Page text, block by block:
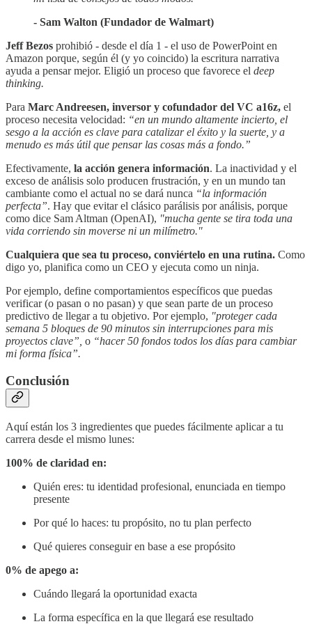
- Sam Walton (Fundador de Walmart)
Jeff Bezos prohibió - desde el día 1 - el uso de PowerPoint en
Amazon porque, según él (y yo coincido) la escritura narrativa
ayuda a pensar mejor. Eligió un proceso que favorece el deep
thinking.
Para Marc Andreesen, inversor y cofundador del VC a16z, el
proceso necesita velocidad: “en un mundo altamente incierto, el
sesgo a la acción es clave para catalizar el éxito y la suerte, y a
menudo es más útil que pensar las cosas más a fondo.”
Efectivamente, la acción genera información. La inactividad y el
exceso de análisis solo producen frustración, y en un mundo tan
cambiante como el actual no se dará nunca “la información
perfecta”. Hay que evitar el clásico parálisis por análisis, porque
como dice Sam Altman (OpenAI), "mucha gente se tira toda una
vida corriendo sin moverse ni un milímetro."
Cualquiera que sea tu proceso, conviértelo en una rutina. Como
digo yo, planifica como un CEO y ejecuta como un ninja.
Por ejemplo, define comportamientos específicos que puedas
verificar (o pasan o no pasan) y que sean parte de un proceso
predictivo de llegar a tu objetivo. Por ejemplo, "proteger cada
semana 5 bloques de 90 minutos sin interrupciones para mis
proyectos clave”, o “hacer 50 fondos todos los días para cambiar
mi forma física”.
Conclusión
Aquí están los 3 ingredientes que puedes fácilmente aplicar a tu
carrera desde el mismo lunes:
100% de claridad en:
Quién eres: tu identidad profesional, enunciada en tiempo
presente
Por qué lo haces: tu propósito, no tu plan perfecto
Qué quieres conseguir en base a ese propósito
0% de apego a:
Cuándo llegará la oportunidad exacta
La forma específica en la que llegará ese resultado